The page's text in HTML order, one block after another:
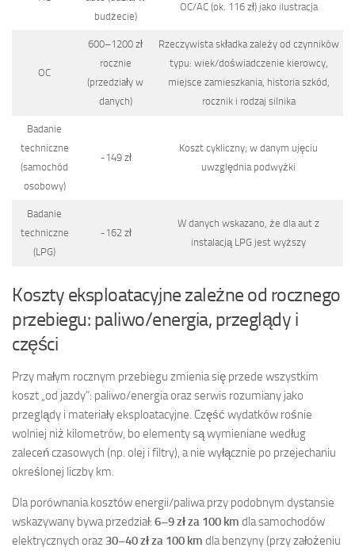
budżecie)
OC/AC (ok. 116 zł) jako ilustracja
OC
600–1200 zł
rocznie
(przedziały w
danych)
Rzeczywista składka zależy od czynników
typu: wiek/doświadczenie kierowcy,
miejsce zamieszkania, historia szkód,
rocznik i rodzaj silnika
Badanie
techniczne
(samochód
osobowy)
~149 zł
Koszt cykliczny; w danym ujęciu
uwzględnia podwyżki
Badanie
techniczne
(LPG)
~162 zł
W danych wskazano, że dla aut z
instalacją LPG jest wyższy
Koszty eksploatacyjne zależne od rocznego
przebiegu: paliwo/energia, przeglądy i
części
Przy małym rocznym przebiegu zmienia się przede wszystkim
koszt „od jazdy”: paliwo/energia oraz serwis rozumiany jako
przeglądy i materiały eksploatacyjne. Część wydatków rośnie
wolniej niż kilometrów, bo elementy są wymieniane według
zaleceń czasowych (np. olej i filtry), a nie wyłącznie po przejechaniu
określonej liczby km.
Dla porównania kosztów energii/paliwa przy podobnym dystansie
wskazywany bywa przedział: 6–9 zł za 100 km dla samochodów
elektrycznych oraz 30–40 zł za 100 km dla benzyny (przy założeniu